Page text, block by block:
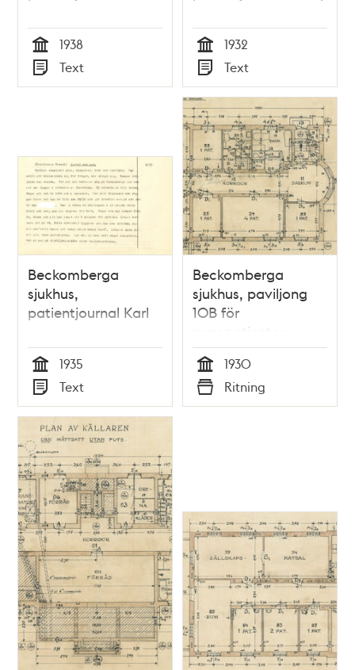
Tid
1938
Typ
Text Tid
1932
Typ
Text
Beckomberga
sjukhus,
patientjournal Karl
Tid
1935
Typ
Text
Beckomberga
sjukhus, paviljong
10B för
rumspatienter,
bottenplan
Tid
1930
Typ
Ritning